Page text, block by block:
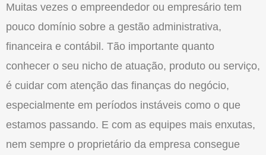
Muitas vezes o empreendedor ou empresário tem
pouco domínio sobre a gestão administrativa,
financeira e contábil. Tão importante quanto
conhecer o seu nicho de atuação, produto ou serviço,
é cuidar com atenção das finanças do negócio,
especialmente em períodos instáveis como o que
estamos passando. E com as equipes mais enxutas,
nem sempre o proprietário da empresa consegue